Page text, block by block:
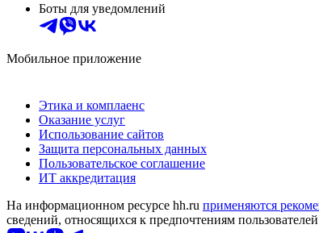
Боты для уведомлений
Мобильное приложение
Этика и комплаенс
Оказание услуг
Использование сайтов
Защита персональных данных
Пользовательское соглашение
ИТ аккредитация
На информационном ресурсе hh.ru применяются
сведений, относящихся к предпочтениям